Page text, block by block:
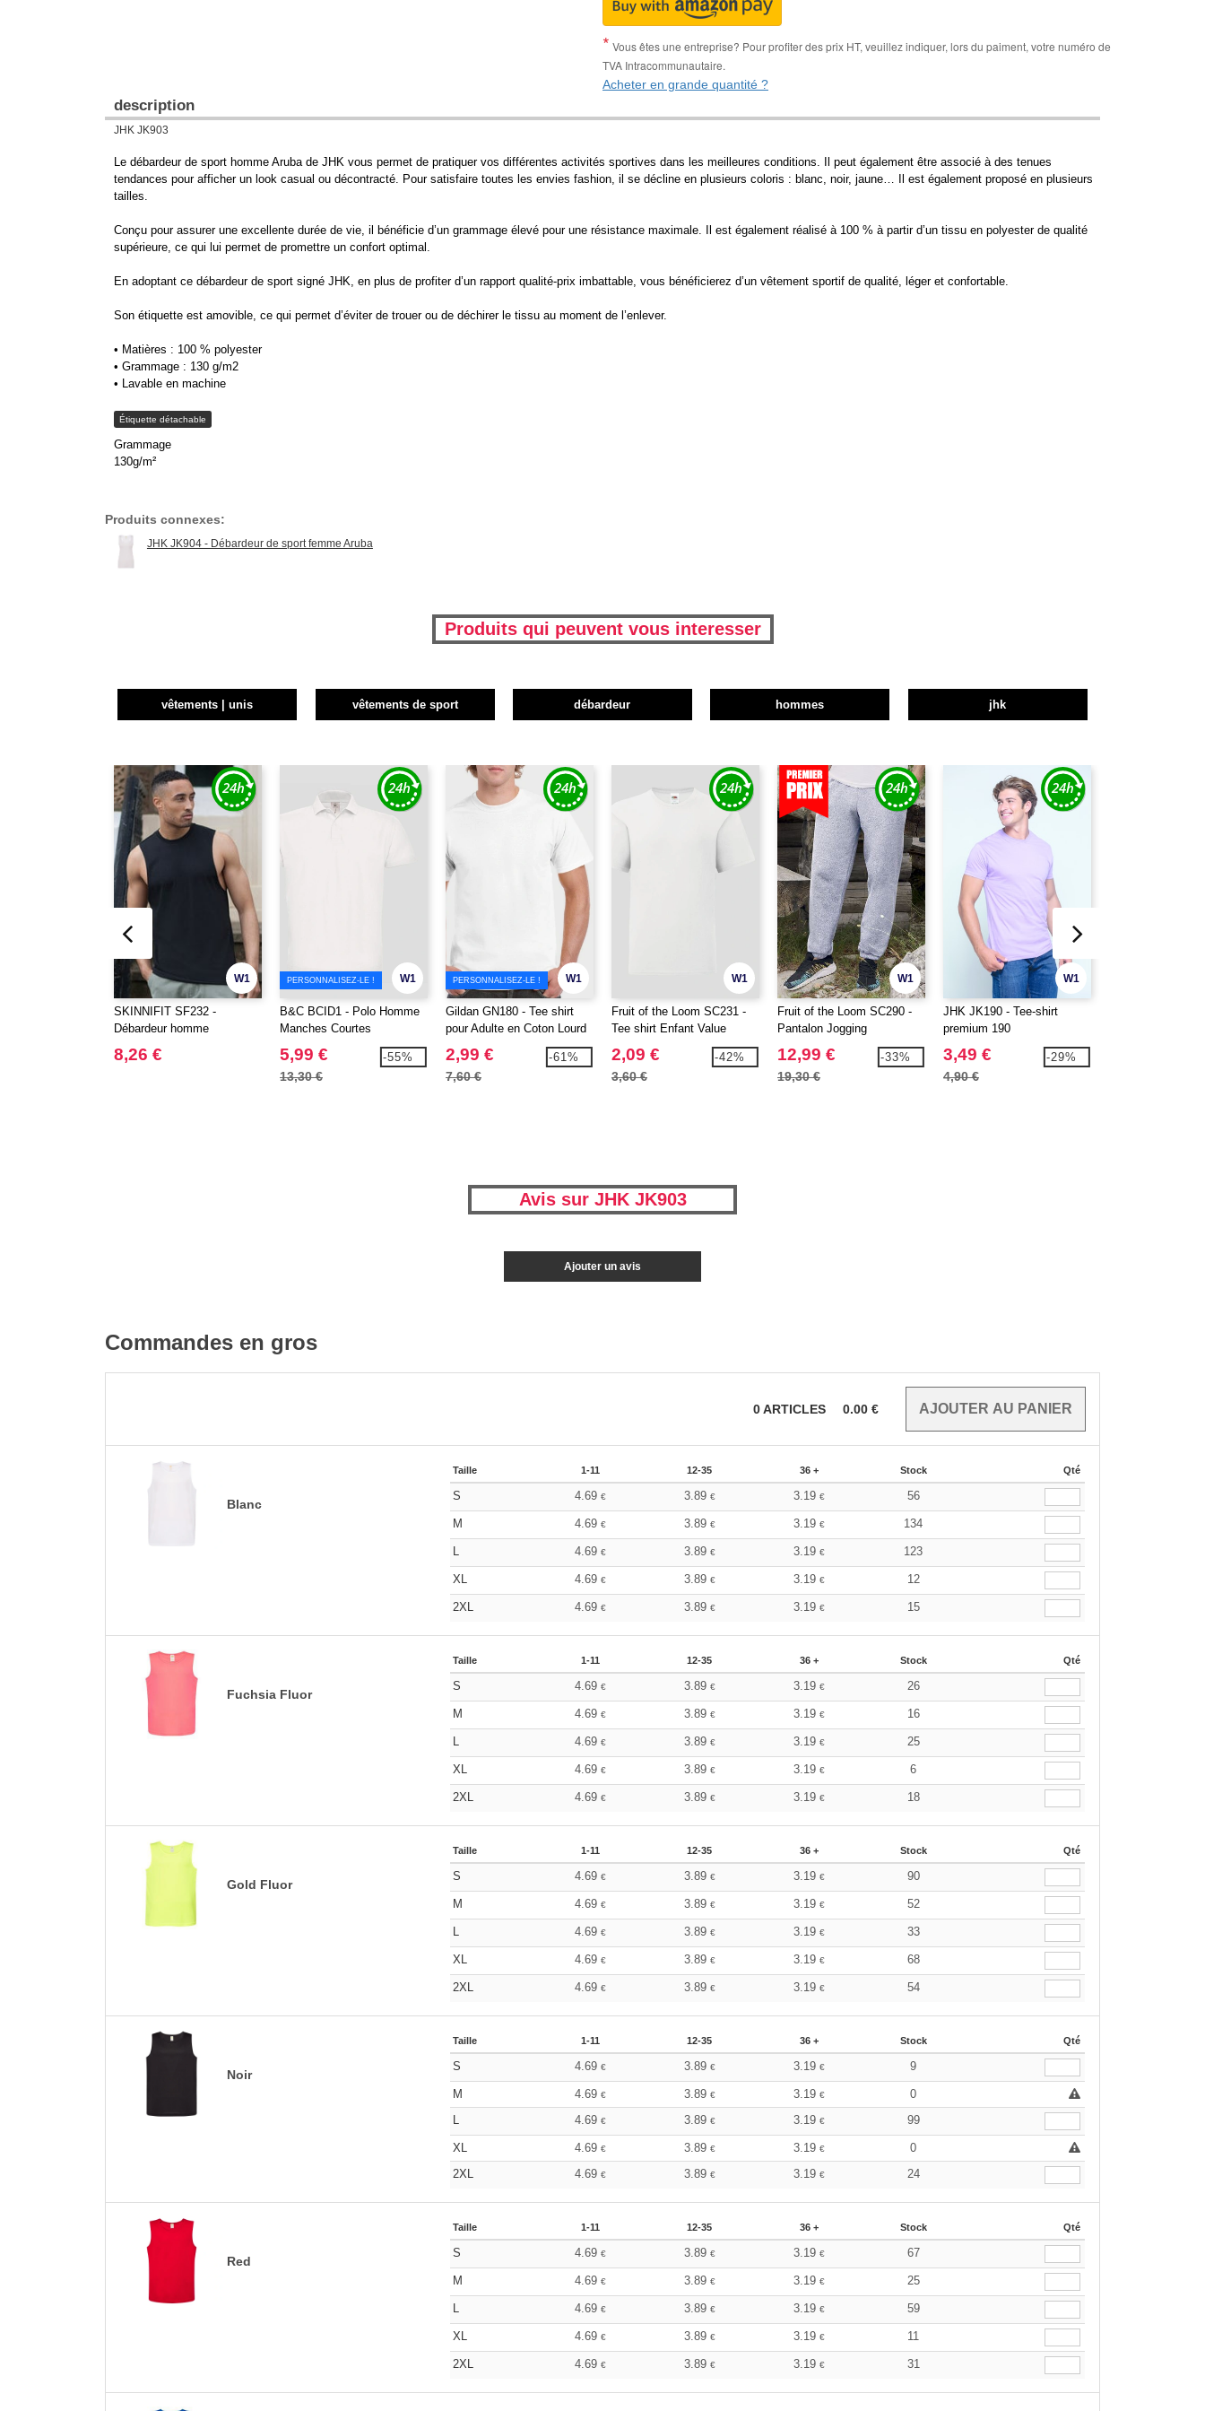
Vous êtes une entreprise? Pour profiter des prix HT, veuillez indiquer, lors du paiment, votre numéro de
TVA Intracommunautaire.
Acheter en grande quantité ?
description
JHK JK903
Le débardeur de sport homme Aruba de JHK vous permet de pratiquer vos différentes activités sportives dans les meilleures conditions. Il peut également être associé à des tenues
tendances pour afficher un look casual ou décontracté. Pour satisfaire toutes les envies fashion, il se décline en plusieurs coloris : blanc, noir, jaune… Il est également proposé en plusieurs
tailles.
Conçu pour assurer une excellente durée de vie, il bénéficie d’un grammage élevé pour une résistance maximale. Il est également réalisé à 100 % à partir d’un tissu en polyester de qualité
supérieure, ce qui lui permet de promettre un confort optimal.
En adoptant ce débardeur de sport signé JHK, en plus de profiter d’un rapport qualité-prix imbattable, vous bénéficierez d’un vêtement sportif de qualité, léger et confortable.
Son étiquette est amovible, ce qui permet d’éviter de trouer ou de déchirer le tissu au moment de l’enlever.
• Matières : 100 % polyester
• Grammage : 130 g/m2
• Lavable en machine
Étiquette détachable
Grammage
130g/m²
Produits connexes:
JHK JK904 - Débardeur de sport femme Aruba
Produits qui peuvent vous interesser
vêtements | unis vêtements de sport débardeur hommes jhk
W1
SKINNIFIT SF232 -
Débardeur homme
emmanchures échancrées
8,26 €
W1
PERSONNALISEZ-LE !
B&C BCID1 - Polo Homme
Manches Courtes
5,99 €
13,30 €
-55%
W1
PERSONNALISEZ-LE !
Gildan GN180 - Tee shirt
pour Adulte en Coton Lourd
2,99 €
7,60 €
-61%
W1
Fruit of the Loom SC231 -
Tee shirt Enfant Value
Weight
2,09 €
3,60 €
-42%
W1
Fruit of the Loom SC290 -
Pantalon Jogging
12,99 €
19,30 €
-33%
W1
JHK JK190 - Tee-shirt
premium 190
3,49 €
4,90 €
-29%
Avis sur JHK JK903
Ajouter un avis
Commandes en gros
0ARTICLES 0.00 €
Blanc
Taille 1-11 12-35 36 + Stock Qté
S 4.69 € 3.89 € 3.19€ 56
M 4.69 € 3.89 € 3.19€ 134
L 4.69 € 3.89 € 3.19€ 123
XL 4.69 € 3.89 € 3.19€ 12
2XL 4.69 € 3.89 € 3.19€ 15
Fuchsia Fluor
Taille 1-11 12-35 36 + Stock Qté
S 4.69 € 3.89 € 3.19€ 26
M 4.69 € 3.89 € 3.19€ 16
L 4.69 € 3.89 € 3.19€ 25
XL 4.69 € 3.89 € 3.19€ 6
2XL 4.69 € 3.89 € 3.19€ 18
Gold Fluor
Taille 1-11 12-35 36 + Stock Qté
S 4.69 € 3.89 € 3.19€ 90
M 4.69 € 3.89 € 3.19€ 52
L 4.69 € 3.89 € 3.19€ 33
XL 4.69 € 3.89 € 3.19€ 68
2XL 4.69 € 3.89 € 3.19€ 54
Noir
Taille 1-11 12-35 36 + Stock Qté
S 4.69 € 3.89 € 3.19€ 9
M 4.69 € 3.89 € 3.19€
0
L
4.69 € 3.89 € 3.19€ 99
XL 4.69 € 3.89 € 3.19€
0
2XL
4.69 € 3.89 € 3.19€ 24
Red
Taille 1-11 12-35 36 + Stock Qté
S 4.69 € 3.89 € 3.19€ 67
M 4.69 € 3.89 € 3.19€ 25
L 4.69 € 3.89 € 3.19€ 59
XL 4.69 € 3.89 € 3.19€ 11
2XL 4.69 € 3.89 € 3.19€ 31